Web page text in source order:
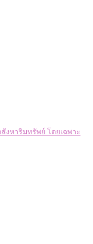
งหาริมทรัพย์ โดยเฉพาะ